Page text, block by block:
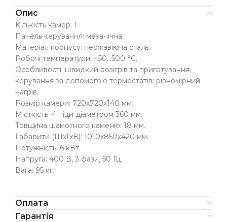
Опис
Кількість камер: 1.
Панель керування: механічна.
Матеріал корпусу: нержавіюча сталь.
Робочі температури: +50…500 °С.
Особливості: швидкий розігрів та приготування;
керування за допомогою термостатів; рівномірний
нагрів.
Розмір камери: 720х720х140 мм.
Місткість: 4 піци діаметром 360 мм.
Товщина шамотного каменю: 18 мм.
Габарити (ШхГхВ): 1010х850х420 мм.
Потужність: 6 кВт.
Напруга: 400 В, 3 фази, 50 Гц.
Вага: 95 кг.
Оплата
Гарантія